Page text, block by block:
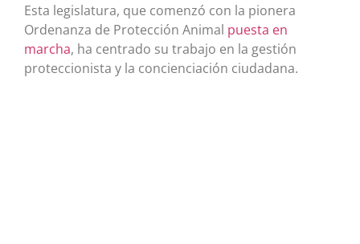
Esta legislatura, que comenzó con la pionera
Ordenanza de Protección Animal puesta en
marcha, ha centrado su trabajo en la gestión
proteccionista y la concienciación ciudadana.